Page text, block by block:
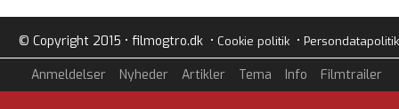
© Copyright 2015 • filmogtro.dk • Cookie politik• Persondatapolitik
Anmeldelser Nyheder Artikler Tema Info Filmtrailer